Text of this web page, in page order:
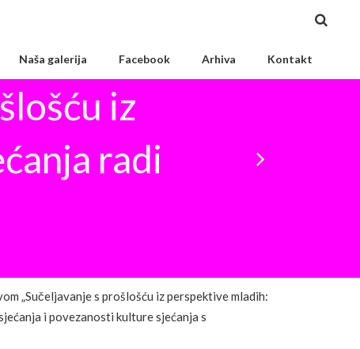
Naša galerija Facebook Arhiva Kontakt
iz
radi
„Sučeljavanje s prošlošću iz perspektive mladih:
i povezanosti kulture sjećanja s